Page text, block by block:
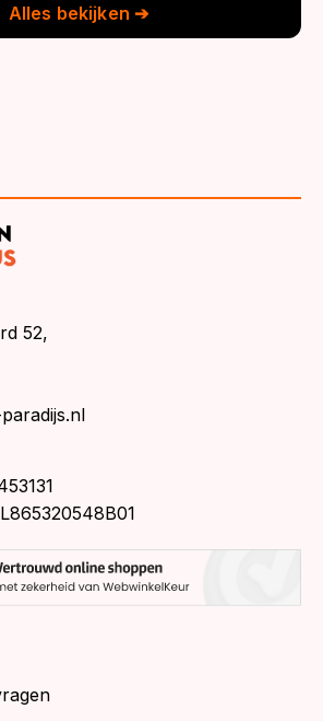
Alles bekijken ➔
52,